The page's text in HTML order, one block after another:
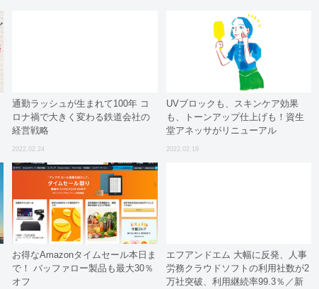
通勤ラッシュが生まれて100年 コ
ロナ禍で大きく変わる鉄道会社の
経営戦略
2022.02.24
UVブロックも、スキンケア効果
も、トーンアップ仕上げも！資生
堂アネッサがリニューアル
2022.02.18
お得なAmazonタイムセール本日ま
で！ バッファロー製品も最大30％
オフ
エフアンドエム 大幅に反発、人事
労務クラウドソフトの利用社数が2
万社突破、利用継続率99.3％／新